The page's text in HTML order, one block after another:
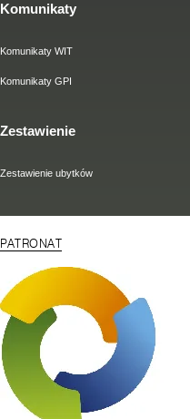
Komunikaty
Komunikaty WIT
Komunikaty GPI
Zestawienie
Zestawienie ubytków
PATRONAT